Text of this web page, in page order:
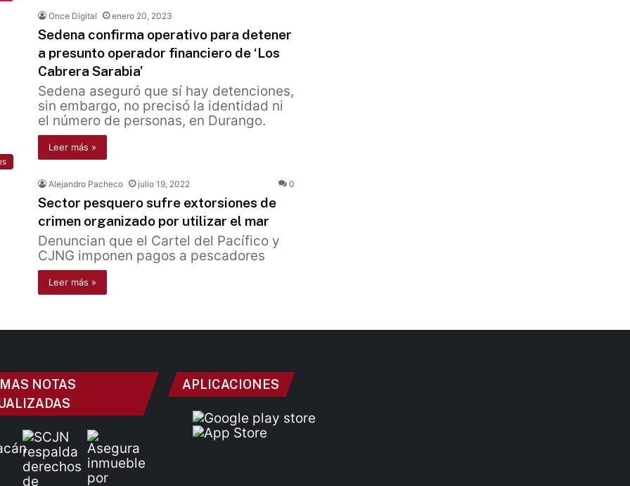
Once Digital enero 20, 2023
Sedena confirma operativo para detener
a presunto operador financiero de ‘Los
Cabrera Sarabia’
Sedena aseguró que sí hay detenciones,
sin embargo, no precisó la identidad ni
el número de personas, en Durango.
Leer más »
Alejandro Pacheco julio 19, 2022 0
Sector pesquero sufre extorsiones de
crimen organizado por utilizar el mar
Denuncian que el Cartel del Pacífico y
CJNG imponen pagos a pescadores
Leer más »
NOTAS
APLICACIONES